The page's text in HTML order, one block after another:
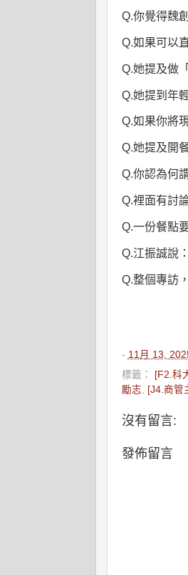
Q.你覺得魏
Q.如果可以
Q.她提及做
Q.她提到年
Q.如果你將
Q.她提及開
Q.你認為何
Q.裡面有討
Q.一份餐點
Q.江振誠說
Q.整個專訪
- 11月 13,
標籤： [F2.科
勵志
[J4.商管
沒有留言:
發佈留言